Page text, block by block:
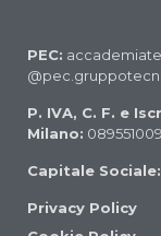
PEC:
P. IVA, C. F. e
Milano:
Capitale Sociale:
Privacy Policy